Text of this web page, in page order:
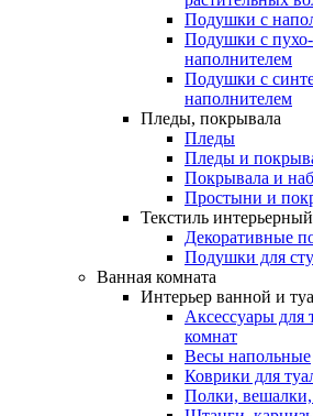
Подушки с
Подушки с
наполнителем
Подушки с
наполнителем
Пледы, покрывала
Пледы
Пледы и
Покрывала и
Простыни и
Текстиль интерьерный
Декоративные
Подушки для
Ванная комната
Интерьер ванной и
Аксессуары для
комнат
Весы напольные
Коврики для
Полки,